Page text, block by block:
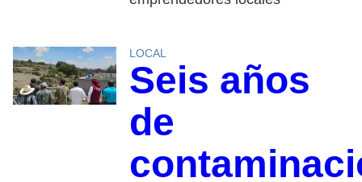
LOCAL
Seis años
de